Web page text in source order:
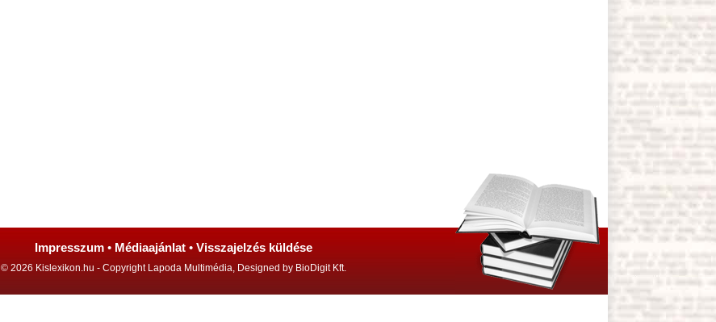
Impresszum • Médiaajánlat • Visszajelzés küldése
© 2026 Kislexikon.hu - Copyright Lapoda Multimédia, Designed by BioDigit Kft.